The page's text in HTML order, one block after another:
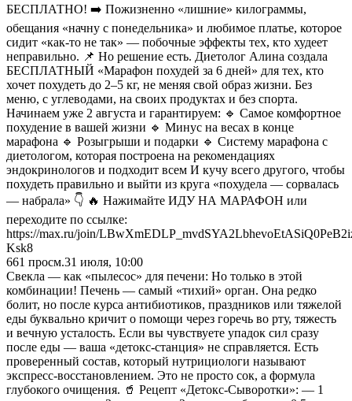
БЕСПЛАТНО! ➡️ Пожизненно «лишние» килограммы,
обещания «начну с понедельника» и любимое платье, которое
сидит «как-то не так» — побочные эффекты тех, кто худеет
неправильно. 📌 Но решение есть. Диетолог Алина создала
БЕСПЛАТНЫЙ «Марафон похудей за 6 дней» для тех, кто
хочет похудеть до 2–5 кг, не меняя свой образ жизни. Без
меню, с углеводами, на своих продуктах и без спорта.
Начинаем уже 2 августа и гарантируем: 🔹 Самое комфортное
похудение в вашей жизни 🔹 Минус на весах в конце
марафона 🔹 Розыгрыши и подарки 🔹 Систему марафона с
диетологом, которая построена на рекомендациях
эндокринологов и подходит всем И кучу всего другого, чтобы
похудеть правильно и выйти из круга «похудела — сорвалась
— набрала» 👇 🔥 Нажимайте ИДУ НА МАРАФОН или
переходите по ссылке:
https://max.ru/join/
Ksk8
661 просм.31 июля, 10:00
Свекла — как «пылесос» для печени: Но только в этой
комбинации! Печень — самый «тихий» орган. Она редко
болит, но после курса антибиотиков, праздников или тяжелой
еды буквально кричит о помощи через горечь во рту, тяжесть
и вечную усталость. Если вы чувствуете упадок сил сразу
после еды — ваша «детокс-станция» не справляется. Есть
проверенный состав, который нутрициологи называют
экспресс-восстановлением. Это не просто сок, а формула
глубокого очищения. 🥤 Рецепт «Детокс-Сыворотки»: — 1